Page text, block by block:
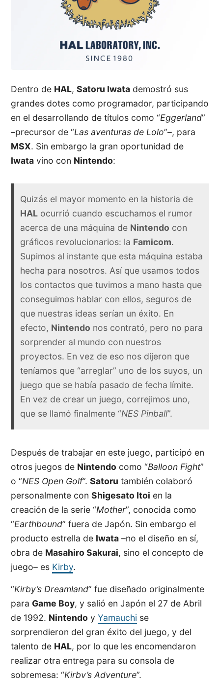
Dentro de HAL,Satoru Iwata demostró sus
grandes dotes como programador, participando
en el desarrollando de títulos como “Eggerland”
–precursor de “Las aventuras de Lolo”–, para
MSX. Sin embargo la gran oportunidad de
Iwata vino con Nintendo:
Quizás el mayor momento en la historia de
HALocurrió cuando escuchamos el rumor
acerca de una máquina de Nintendo con
gráficos revolucionarios: la Famicom.
Supimos al instante que esta máquina estaba
hecha para nosotros. Así que usamos todos
los contactos que tuvimos a mano hasta que
conseguimos hablar con ellos, seguros de
que nuestras ideas serían un éxito. En
efecto, Nintendo nos contrató, pero no para
sorprender al mundo con nuestros
proyectos. En vez de eso nos dijeron que
teníamos que “arreglar” uno de los suyos, un
juego que se había pasado de fecha límite.
En vez de crear un juego, correjimos uno,
que se llamó finalmente “NES Pinball”.
Después de trabajar en este juego, participó en
otros juegos de Nintendo como “Balloon Fight”
o “NES Open Golf”.Satoru también colaboró
personalmente conShigesato Itoi en la
creación de la serie “Mother”, conocida como
“Earthbound” fuera de Japón. Sin embargo el
producto estrella de Iwata –no el diseño en sí,
obra de Masahiro Sakurai, sino el concepto de
juego– es Kirby.
“Kirby’s Dreamland” fue diseñado originalmente
para Game Boy, y salió en Japón el 27 de Abril
de 1992. Nintendo yYamauchi se
sorprendieron del gran éxito del juego, y del
talento de HAL, por lo que les encomendaron
realizar otra entrega para su consola de
sobremesa: “Kirby’s Adventure”.